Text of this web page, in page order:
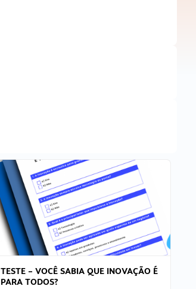
TESTE – VOCÊ SABIA QUE INOVAÇÃO É
PARA TODOS?